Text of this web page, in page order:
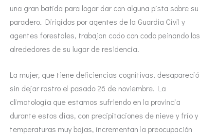
una gran batida para logar dar con alguna pista sobre su
paradero. Dirigidos por agentes de la Guardia Civil y
agentes forestales, trabajan codo con codo peinando los
alrededores de su lugar de residencia.
La mujer, que tiene deficiencias cognitivas, desapareció
sin dejar rastro el pasado 26 de noviembre. La
climatología que estamos sufriendo en la provincia
durante estos días, con precipitaciones de nieve y frío y
temperaturas muy bajas, incrementan la preocupación